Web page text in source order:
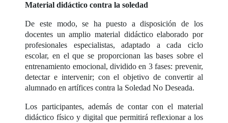
Material didáctico contra la soledad
De este modo, se ha puesto a disposición de los
docentes un amplio material didáctico elaborado por
profesionales especialistas, adaptado a cada ciclo
escolar, en el que se proporcionan las bases sobre el
entrenamiento emocional, dividido en 3 fases: prevenir,
detectar e intervenir; con el objetivo de convertir al
alumnado en artífices contra la Soledad No Deseada.
Los participantes, además de contar con el material
didáctico físico y digital que permitirá reflexionar a los